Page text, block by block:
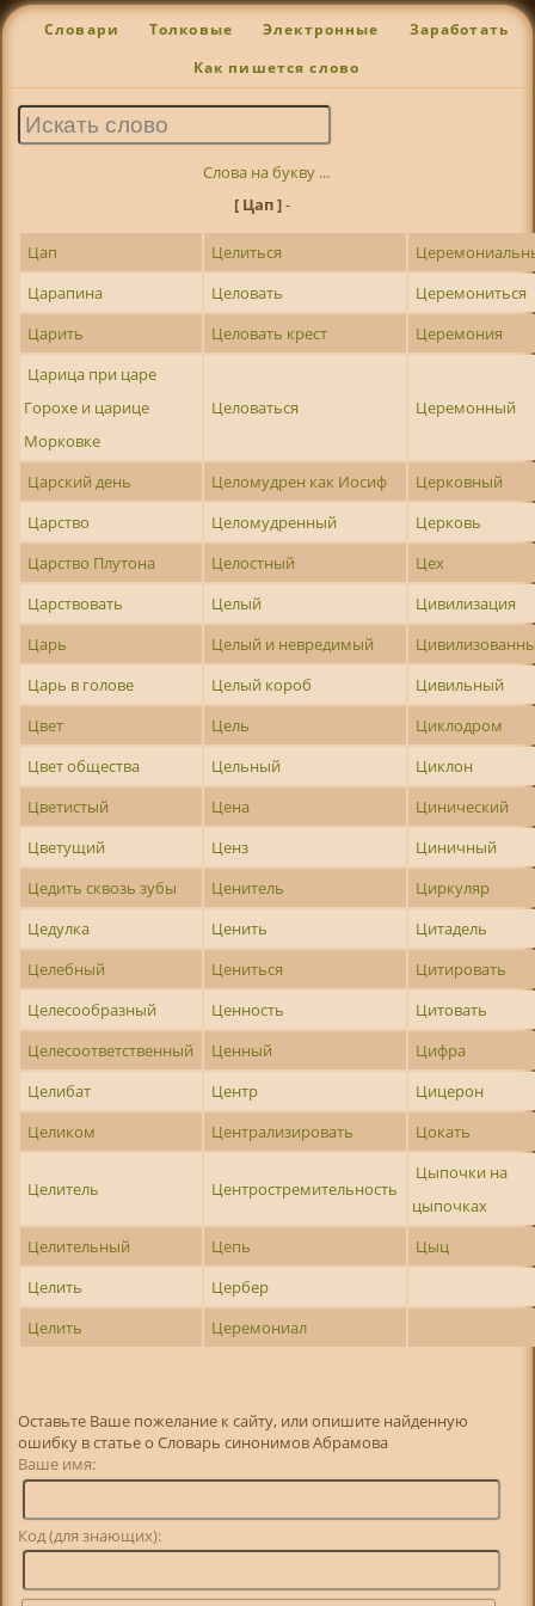
Словари Толковые Электронные Заработать
Как пишется слово
Слова на букву ...
[ Цап ]-
Цап Целиться
Царапина
Целовать
Церемониться
Царить
Целовать крест
Церемония
Царица при царе
Горохе и царице
Морковке
Целоваться Церемонный
Царский день Целомудрен как Иосиф
Церковный
Царство
Целомудренный
Церковь
Царство Плутона
Целостный
Цех
Царствовать
Целый
Цивилизация
Царь
Целый и невредимый
Царь в голове
Целый короб
Цивильный
Цвет
Цель
Циклодром
Цвет общества
Цельный
Циклон
Цветистый
Цена
Цинический
Цветущий
Ценз
Циничный
Цедить сквозь зубы
Ценитель
Циркуляр
Цедулка
Ценить
Цитадель
Целебный
Цениться
Цитировать
Целесообразный
Ценность
Цитовать
Целесоответственный
Ценный
Цифра
Целибат
Центр
Цицерон
Целиком
Централизировать Цокать
Целитель Центростремительность
Цыпочки на
цыпочках
Целительный
Цепь
Цыц
Целить
Цербер
Целить
Церемониал
Оставьте Ваше пожелание к сайту, или опишите найденную
ошибку в статье о Словарь синонимов Абрамова
Ваше имя:
Код (для знающих):